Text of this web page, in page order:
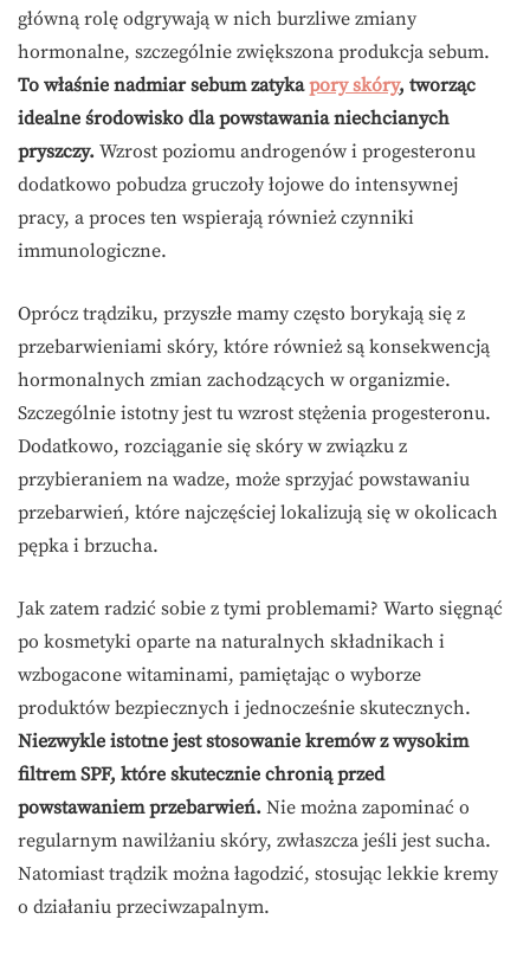
główną rolę odgrywają w nich burzliwe zmiany
hormonalne, szczególnie zwiększona produkcja sebum.
To właśnie nadmiar sebum zatykapory skóry, tworząc
idealne środowisko dla powstawania niechcianych
pryszczy. Wzrost poziomu androgenów i progesteronu
dodatkowo pobudza gruczoły łojowe do intensywnej
pracy, a proces ten wspierają również czynniki
immunologiczne.
Oprócz trądziku, przyszłe mamy często borykają się z
przebarwieniami skóry, które również są konsekwencją
hormonalnych zmian zachodzących w organizmie.
Szczególnie istotny jest tu wzrost stężenia progesteronu.
Dodatkowo, rozciąganie się skóry w związku z
przybieraniem na wadze, może sprzyjać powstawaniu
przebarwień, które najczęściej lokalizują się w okolicach
pępka i brzucha.
Jak zatem radzić sobie z tymi problemami? Warto sięgnąć
po kosmetyki oparte na naturalnych składnikach i
wzbogacone witaminami, pamiętając o wyborze
produktów bezpiecznych i jednocześnie skutecznych.
Niezwykle istotne jest stosowanie kremów z wysokim
filtrem SPF, które skutecznie chronią przed
powstawaniem przebarwień. Nie można zapominać o
regularnym nawilżaniu skóry, zwłaszcza jeśli jest sucha.
Natomiast trądzik można łagodzić, stosując lekkie kremy
o działaniu przeciwzapalnym.